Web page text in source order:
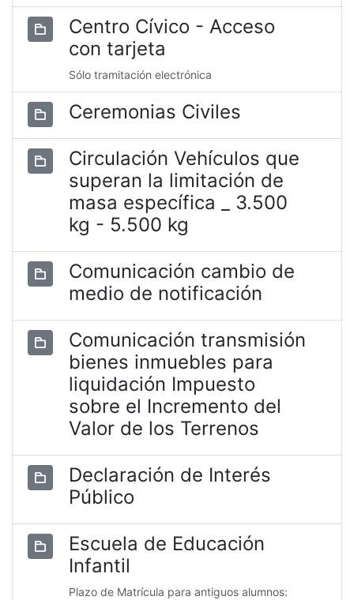
Centro Cívico - Acceso
con tarjeta
Sólo tramitación electrónica
Ceremonias Civiles
Circulación Vehículos que
superan la limitación de
masa específica _ 3.500
kg - 5.500 kg
Comunicación cambio de
medio de notificación
Comunicación transmisión
bienes inmuebles para
liquidación Impuesto
sobre el Incremento del
Valor de los Terrenos
Declaración de Interés
Público
Escuela de Educación
Infantil
Plazo de Matrícula para antiguos alumnos: